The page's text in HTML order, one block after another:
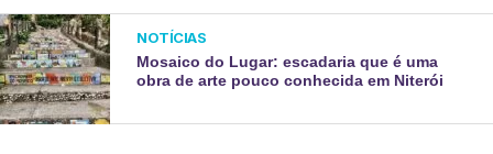
NOTÍCIAS
Mosaico do Lugar: escadaria que é uma
obra de arte pouco conhecida em Niterói